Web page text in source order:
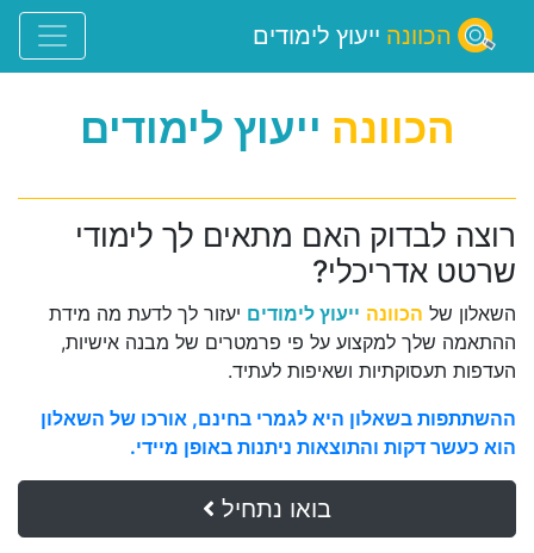
הכוונה ייעוץ לימודים
הכוונה ייעוץ לימודים
רוצה לבדוק האם מתאים לך לימודי
שרטט אדריכלי?
השאלון של הכוונה ייעוץ לימודים יעזור לך לדעת מה מידת
ההתאמה שלך למקצוע על פי פרמטרים של מבנה אישיות,
העדפות תעסוקתיות ושאיפות לעתיד.
ההשתתפות בשאלון היא לגמרי בחינם, אורכו של השאלון
הוא כעשר דקות והתוצאות ניתנות באופן מיידי.
בואו נתחיל